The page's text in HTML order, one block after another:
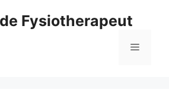
Fysiotherapeut
Menu